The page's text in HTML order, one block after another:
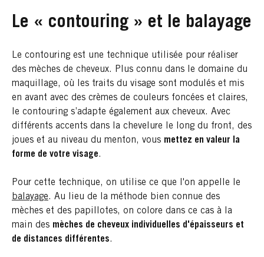
Le « contouring » et le balayage
Le contouring est une technique utilisée pour réaliser
des mèches de cheveux. Plus connu dans le domaine du
maquillage, où les traits du visage sont modulés et mis
en avant avec des crèmes de couleurs foncées et claires,
le contouring s’adapte également aux cheveux. Avec
différents accents dans la chevelure le long du front, des
joues et au niveau du menton, vous mettez en valeur la
forme de votre visage.
Pour cette technique, on utilise ce que l'on appelle le
balayage. Au lieu de la méthode bien connue des
mèches et des papillotes, on colore dans ce cas à la
main des mèches de cheveux individuelles d'épaisseurs et
de distances différentes.